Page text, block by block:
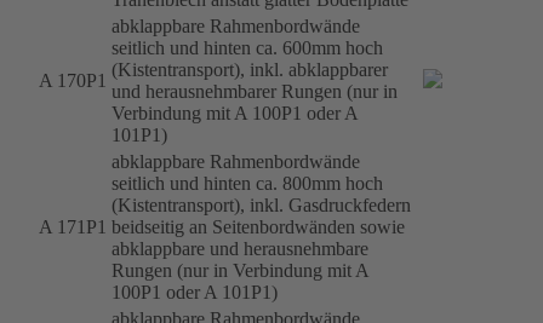
A 170P1
abklappbare Rahmenbordwände
seitlich und hinten ca. 600mm hoch
(Kistentransport), inkl. abklappbarer
und herausnehmbarer Rungen (nur in
Verbindung mit A 100P1 oder A
101P1)
A 171P1
abklappbare Rahmenbordwände
seitlich und hinten ca. 800mm hoch
(Kistentransport), inkl. Gasdruckfedern
beidseitig an Seitenbordwänden sowie
abklappbare und herausnehmbare
Rungen (nur in Verbindung mit A
100P1 oder A 101P1)
abklappbare Rahmenbordwände